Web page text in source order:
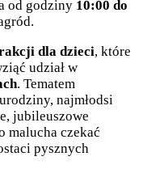
od godziny 10:00 do
dla dzieci, które
udział w
. Tematem
najmłodsi
jubileuszowe
malucha czekać
pysznych